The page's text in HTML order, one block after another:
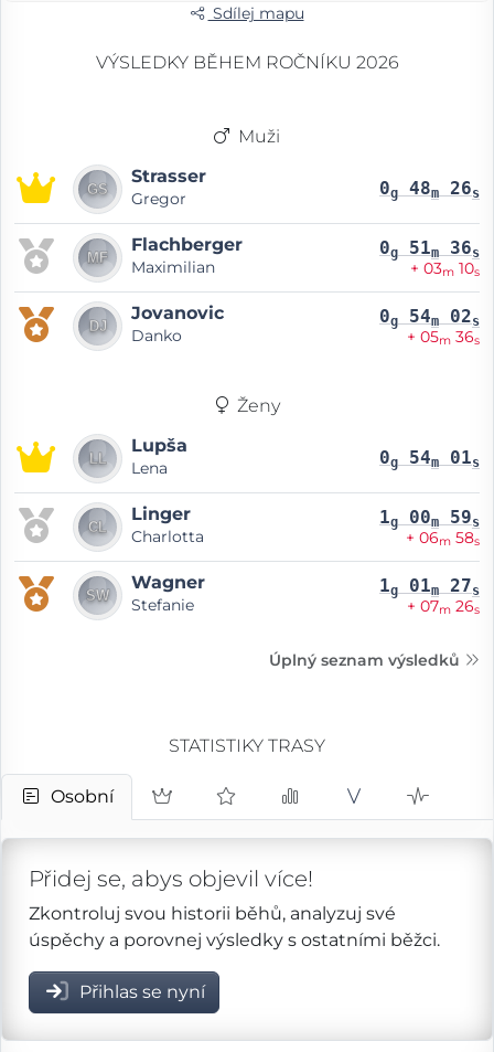
Sdílej mapu
VÝSLEDKY BĚHEM ROČNÍKU 2026
Muži
Strasser
Gregor 0g 48m 26s
Flachberger
Maximilian
0g 51m 36s
+ 03m 10s
Jovanovic
Danko
0g 54m 02s
+ 05m 36s
Ženy
Lupša
Lena 0g 54m 01s
Linger
Charlotta
1g 00m 59s
+ 06m 58s
Wagner
Stefanie
1g 01m 27s
+ 07m 26s
Úplný seznam výsledků
STATISTIKY TRASY
Osobní
Přidej se, abys objevil více!
Zkontroluj svou historii běhů, analyzuj své
úspěchy a porovnej výsledky s ostatními běžci.
Přihlas se nyní